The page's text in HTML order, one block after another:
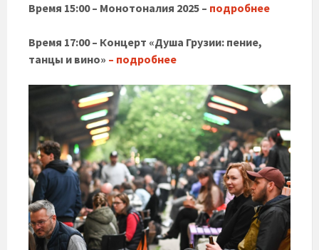
Время 15:00 – Монотоналия 2025 – подробнее
Время 17:00 – Концерт «Душа Грузии: пение,
танцы и вино» – подробнее